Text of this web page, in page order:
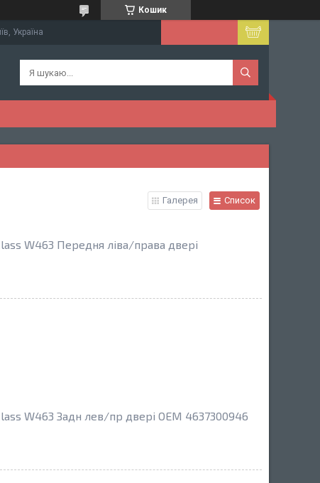
Кошик
Україна
Галерея Список
W463 Передня ліва/права двері
W463 Задн лев/пр двері OEM 4637300946